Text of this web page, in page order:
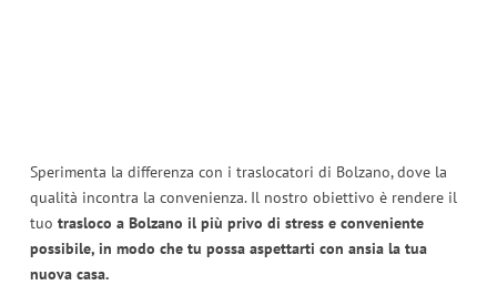
Sperimenta la differenza con i traslocatori di Bolzano, dove la
qualità incontra la convenienza. Il nostro obiettivo è rendere il
tuo trasloco a Bolzano il più privo di stress e conveniente
possibile, in modo che tu possa aspettarti con ansia la tua
nuova casa.